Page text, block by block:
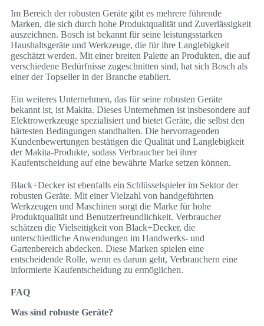
Im Bereich der robusten Geräte gibt es mehrere führende
Marken, die sich durch hohe Produktqualität und Zuverlässigkeit
auszeichnen. Bosch ist bekannt für seine leistungsstarken
Haushaltsgeräte und Werkzeuge, die für ihre Langlebigkeit
geschätzt werden. Mit einer breiten Palette an Produkten, die auf
verschiedene Bedürfnisse zugeschnitten sind, hat sich Bosch als
einer der Topseller in der Branche etabliert.
Ein weiteres Unternehmen, das für seine robusten Geräte
bekannt ist, ist Makita. Dieses Unternehmen ist insbesondere auf
Elektrowerkzeuge spezialisiert und bietet Geräte, die selbst den
härtesten Bedingungen standhalten. Die hervorragenden
Kundenbewertungen bestätigen die Qualität und Langlebigkeit
der Makita-Produkte, sodass Verbraucher bei ihrer
Kaufentscheidung auf eine bewährte Marke setzen können.
Black+Decker ist ebenfalls ein Schlüsselspieler im Sektor der
robusten Geräte. Mit einer Vielzahl von handgeführten
Werkzeugen und Maschinen sorgt die Marke für hohe
Produktqualität und Benutzerfreundlichkeit. Verbraucher
schätzen die Vielseitigkeit von Black+Decker, die
unterschiedliche Anwendungen im Handwerks- und
Gartenbereich abdecken. Diese Marken spielen eine
entscheidende Rolle, wenn es darum geht, Verbrauchern eine
informierte Kaufentscheidung zu ermöglichen.
FAQ
Was sind robuste Geräte?